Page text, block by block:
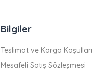
Bilgiler
Teslimat ve Kargo Koşulları
Mesafeli Satış Sözleşmesi